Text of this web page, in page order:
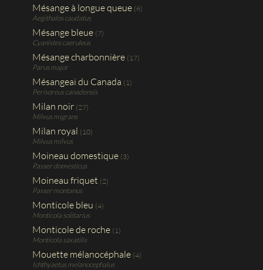
Mésange à longue queue (6)
Aegithalos caudatus
Mésange bleue (7)
Cyanistes caeruleus
Mésange charbonnière (17)
Parus major
Mésangeai du Canada (1)
Perisoreus canadensis
Milan noir (27)
Milvus migrans
Milan royal (10)
Milvus milvus
Moineau domestique (3)
Passer domesticus
Moineau friquet (2)
Passer montanus
Monticole bleu (4)
Monticola solitarius
Monticole de roche (1)
Monticola saxatilis
Mouette mélanocéphale (4)
Ichthyaetus melanocephalus